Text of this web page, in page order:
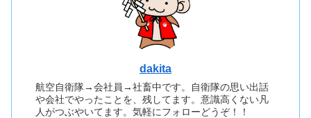
dakita
航空自衛隊→会社員→社畜中です。自衛隊の思い出話
や会社でやったことを、残してます。意識高くない凡
人がつぶやいてます。気軽にフォローどうぞ！！